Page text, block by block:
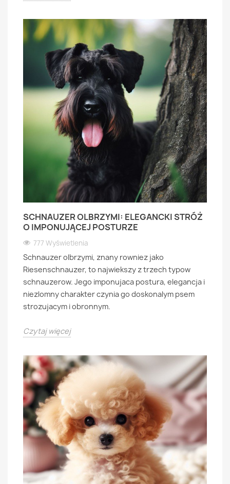
SCHNAUZER OLBRZYMI: ELEGANCKI STRÓŻ
O IMPONUJĄCEJ POSTURZE
777 Wyświetlenia
Schnauzer olbrzymi, znany rowniez jako
Riesenschnauzer, to najwiekszy z trzech typow
schnauzerow. Jego imponujaca postura, elegancja i
niezlomny charakter czynia go doskonalym psem
strozujacym i obronnym.
Czytaj więcej